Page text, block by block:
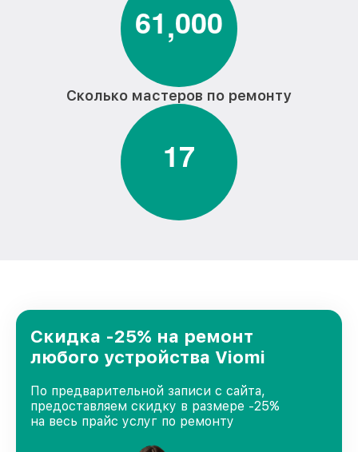
61,000
Сколько мастеров по ремонту
17
Скидка -25% на ремонт
любого устройства Viomi
По предварительной записи с сайта,
предоставляем скидку в размере -25%
на весь прайс услуг по ремонту